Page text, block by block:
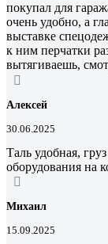
покупал для
очень удобно, а
выставке
к ним перчатки
вытягиваешь,
Алексей
30.06.2025
Таль удобная,
оборудования на
Михаил
15.09.2025